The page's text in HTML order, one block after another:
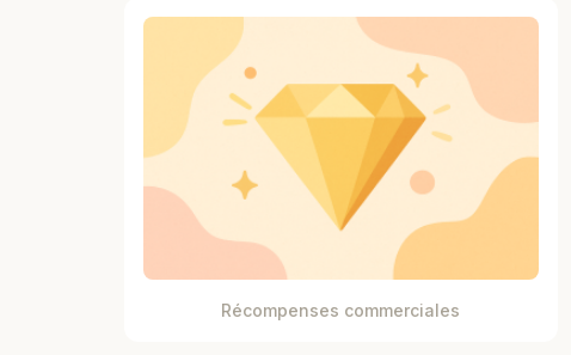
Récompenses commerciales